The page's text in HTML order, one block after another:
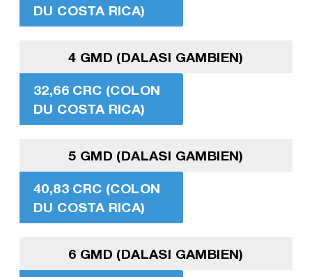
DU COSTA RICA)
4 GMD (DALASI GAMBIEN)
32,66 CRC (COLON
DU COSTA RICA)
5 GMD (DALASI GAMBIEN)
40,83 CRC (COLON
DU COSTA RICA)
6 GMD (DALASI GAMBIEN)